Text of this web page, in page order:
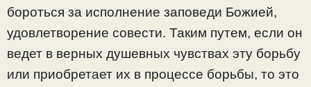
бороться за исполнение заповеди Божией,
удовлетворение совести. Таким путем, если он
ведет в верных душевных чувствах эту борьбу
или приобретает их в процессе борьбы, то это